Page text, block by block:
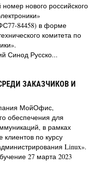
нового российского
84458) в форме
комитета по
Синод Русско...
ЗАКАЗЧИКОВ И
МойОфис,
обеспечения для
в рамках
клиентов по курсу
Linux».
27 марта 2023